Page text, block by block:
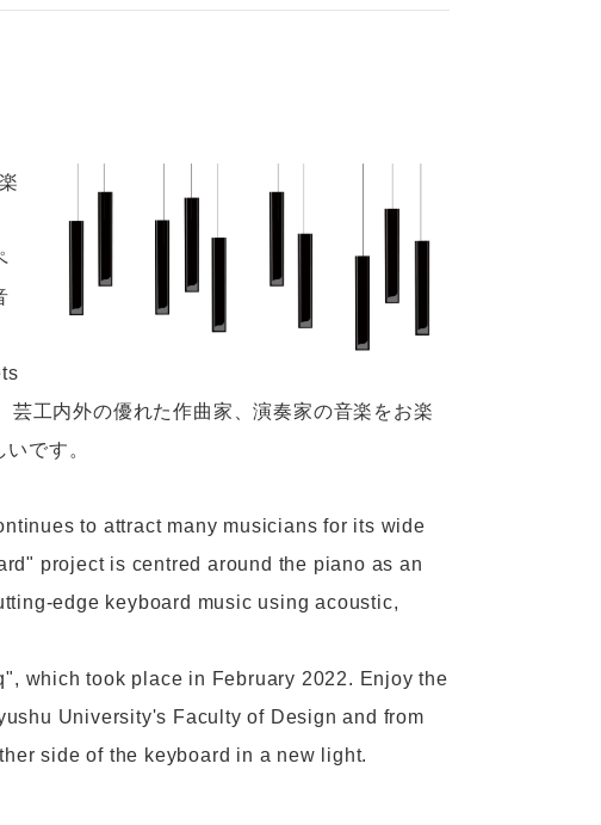
工内外の優れた作曲家、演奏家の音楽をお楽
です。
to attract many musicians for its wide
project is centred around the piano as an
edge keyboard music using acoustic,
which took place in February 2022. Enjoy the
University's Faculty of Design and from
side of the keyboard in a new light.